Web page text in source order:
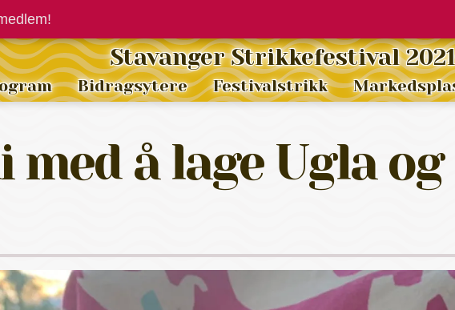
Stavanger Strikkefestival 2021
Bidragsytere Festivalstrikk
med å lage Ugla